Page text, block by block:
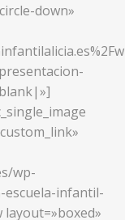
down»
wp-
infantil-
layout=»boxed»